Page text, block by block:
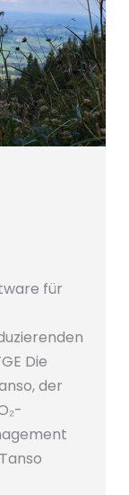
für
Die
der